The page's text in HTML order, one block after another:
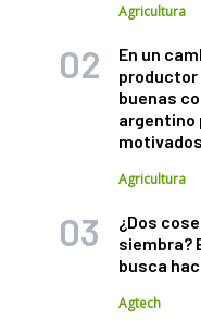
Agricultura
En un
buenas
argentino
Agricultura
¿Dos
siembra?
busca
Agtech